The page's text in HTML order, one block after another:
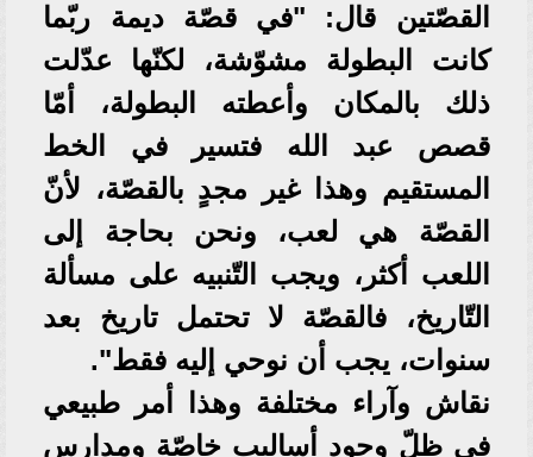
القصّتين قال: "في قصّة ديمة ربّما
كانت البطولة مشوّشة، لكنّها عدّلت
ذلك بالمكان وأعطته البطولة، أمّا
قصص عبد الله فتسير في الخط
المستقيم وهذا غير مجدٍ بالقصّة، لأنّ
القصّة هي لعب، ونحن بحاجة إلى
اللعب أكثر، ويجب التّنبيه على مسألة
التّاريخ، فالقصّة لا تحتمل تاريخ بعد
سنوات، يجب أن نوحي إليه فقط".
نقاش وآراء مختلفة وهذا أمر طبيعي
في ظلّ وجود أساليب خاصّة ومدارس